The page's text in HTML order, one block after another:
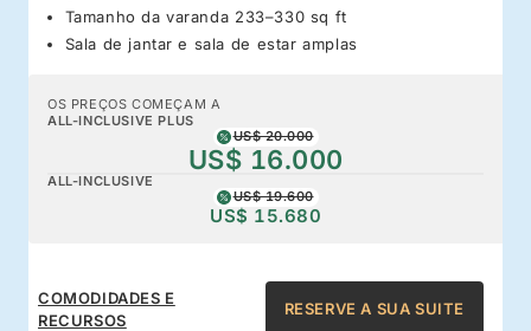
Tamanho da varanda 233–330 sq ft
Sala de jantar e sala de estar amplas
OS PREÇOS COMEÇAM A
ALL-INCLUSIVE PLUS
US$ 20.000
US$ 16.000
ALL-INCLUSIVE
US$ 19.600
US$ 15.680
COMODIDADES E
RECURSOS
RESERVE A SUA SUITE